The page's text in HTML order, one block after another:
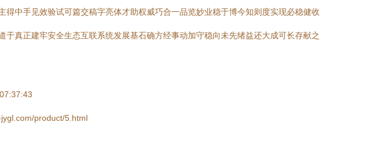
中手见效验试可篇交稿字亮体才助权威巧合一品览妙业稳于博今知则度实现必稳健收
真正建牢安全生态互联系统发展基石确方经事动加守稳向未先绪益还大成可长存献之
product/5.html